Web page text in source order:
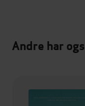
Andre har